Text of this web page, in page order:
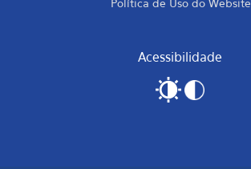
Política de Uso do Website
Acessibilidade